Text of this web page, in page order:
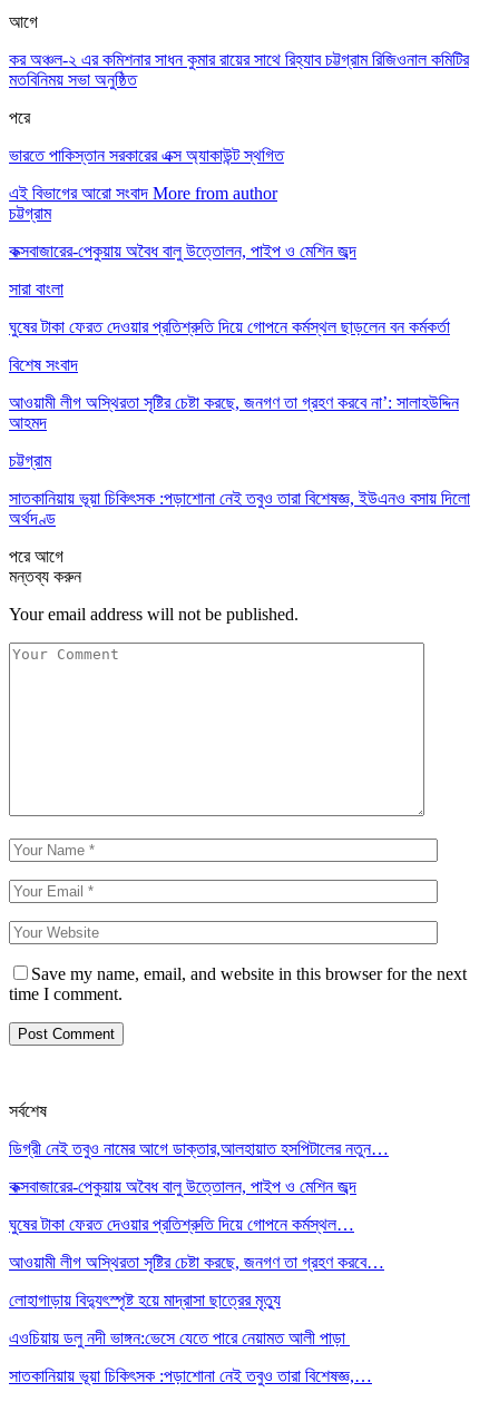
আগে
কর অঞ্চল-২ এর কমিশনার সাধন কুমার রায়ের সাথে রিহ্যাব চট্টগ্রাম রিজিওনাল কমিটির
মতবিনিময় সভা অনুষ্ঠিত
পরে
ভারতে পাকিস্তান সরকারের এক্স অ্যাকাউন্ট স্থগিত
এই বিভাগের আরো সংবাদ More from author
চট্টগ্রাম
কক্সবাজারের-পেকুয়ায় অবৈধ বালু উত্তোলন, পাইপ ও মেশিন জব্দ
সারা বাংলা
ঘুষের টাকা ফেরত দেওয়ার প্রতিশ্রুতি দিয়ে গোপনে কর্মস্থল ছাড়লেন বন কর্মকর্তা
বিশেষ সংবাদ
আওয়ামী লীগ অস্থিরতা সৃষ্টির চেষ্টা করছে, জনগণ তা গ্রহণ করবে না’: সালাহউদ্দিন
আহমদ
চট্টগ্রাম
সাতকানিয়ায় ভূয়া চিকিৎসক :পড়াশোনা নেই তবুও তারা বিশেষজ্ঞ, ইউএনও বসায় দিলো
অর্থদণ্ড
পরেআগে
মন্তব্য করুন
Your email address will not be published.
Save my name, email, and website in this browser for the next
time I comment.
সর্বশেষ
ডিগ্রী নেই তবুও নামের আগে ডাক্তার,আলহায়াত হসপিটালের নতুন…
কক্সবাজারের-পেকুয়ায় অবৈধ বালু উত্তোলন, পাইপ ও মেশিন জব্দ
ঘুষের টাকা ফেরত দেওয়ার প্রতিশ্রুতি দিয়ে গোপনে কর্মস্থল…
আওয়ামী লীগ অস্থিরতা সৃষ্টির চেষ্টা করছে, জনগণ তা গ্রহণ করবে…
লোহাগাড়ায় বিদ্যুৎস্পৃষ্ট হয়ে মাদ্রাসা ছাত্রের মৃত্যু
এওচিয়ায় ডলু নদী ভাঙ্গন:ভেসে যেতে পারে নেয়ামত আলী পাড়া
সাতকানিয়ায় ভূয়া চিকিৎসক :পড়াশোনা নেই তবুও তারা বিশেষজ্ঞ,…